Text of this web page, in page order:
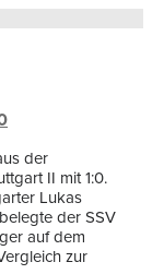
der
II mit 1:0.
Lukas
der SSV
auf dem
zur